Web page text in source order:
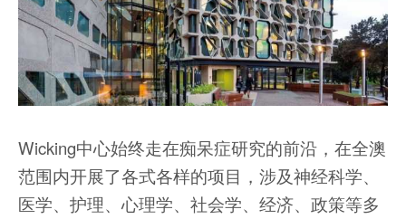
Wicking中心始终走在痴呆症研究的前沿，在全澳
范围内开展了各式各样的项目，涉及神经科学、
医学、护理、心理学、社会学、经济、政策等多